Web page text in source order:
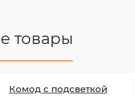
товары
Комод с подсветкой